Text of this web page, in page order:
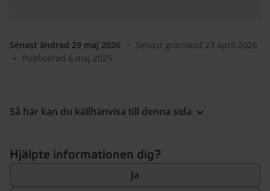
Senast ändrad 29 maj 2026 •
Senast granskad 23 april 2026
•
Publicerad 6 maj 2025
Så här kan du källhänvisa till denna sida
Hjälpte informationen dig?
Ja